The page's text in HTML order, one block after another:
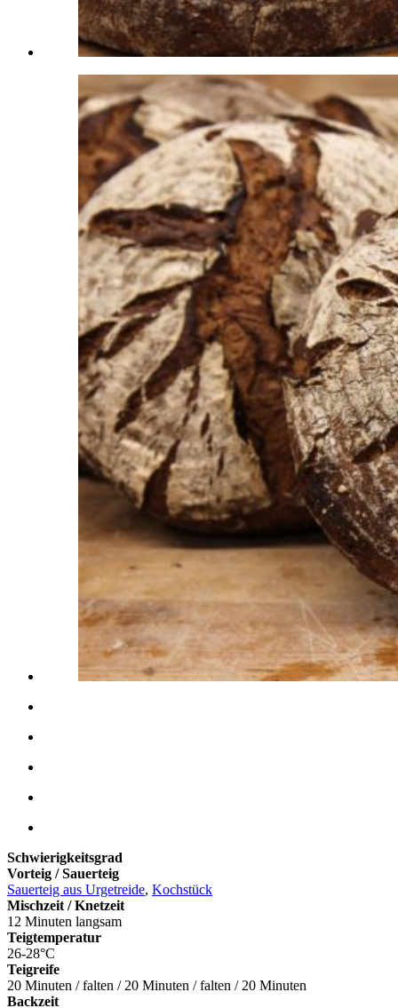
Schwierigkeitsgrad
Vorteig / Sauerteig
Sauerteig aus Urgetreide, Kochstück
Mischzeit / Knetzeit
12 Minuten langsam
Teigtemperatur
26-28°C
Teigreife
20 Minuten / falten / 20 Minuten / falten / 20 Minuten
Backzeit